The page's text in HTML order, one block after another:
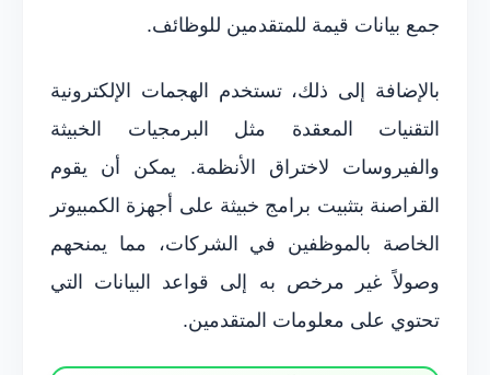
جمع بيانات قيمة للمتقدمين للوظائف.
بالإضافة إلى ذلك، تستخدم الهجمات الإلكترونية
التقنيات المعقدة مثل البرمجيات الخبيثة
والفيروسات لاختراق الأنظمة. يمكن أن يقوم
القراصنة بتثبيت برامج خبيثة على أجهزة الكمبيوتر
الخاصة بالموظفين في الشركات، مما يمنحهم
وصولاً غير مرخص به إلى قواعد البيانات التي
تحتوي على معلومات المتقدمين.